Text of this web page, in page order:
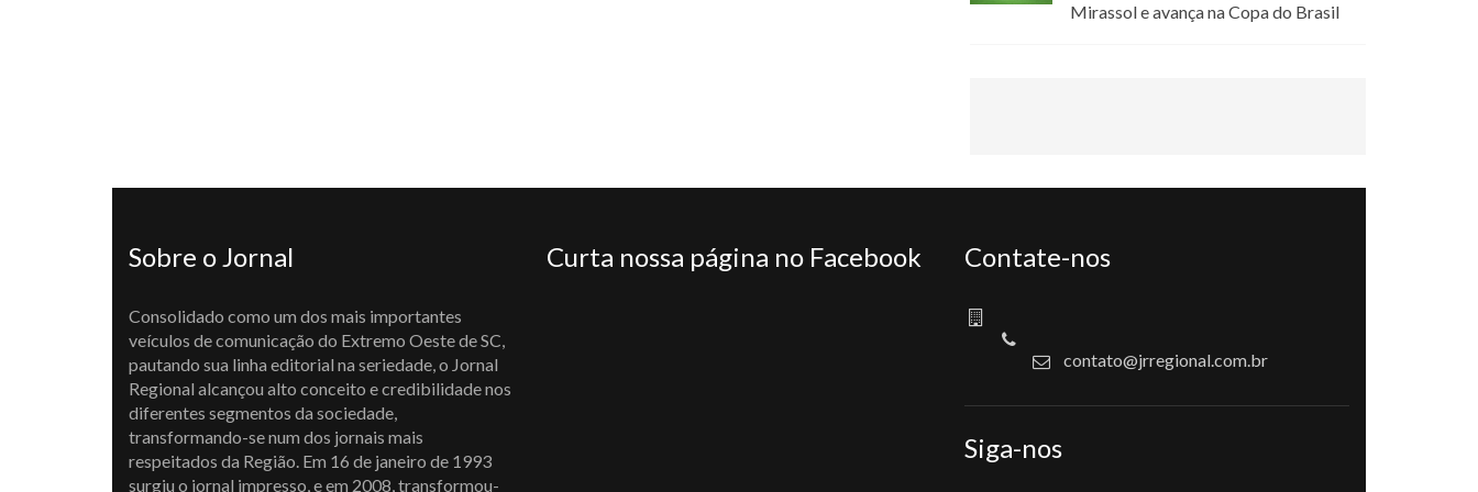
Mirassol e avança na Copa do Brasil
Sobre o Jornal
Consolidado como um dos mais importantes
veículos de comunicação do Extremo Oeste de SC,
pautando sua linha editorial na seriedade, o Jornal
Regional alcançou alto conceito e credibilidade nos
diferentes segmentos da sociedade,
transformando-se num dos jornais mais
respeitados da Região. Em 16 de janeiro de 1993
surgiu o jornal impresso, e em 2008, transformou-
Curta nossa página no Facebook Contate-nos
contato@jrregional.com.br
Siga-nos